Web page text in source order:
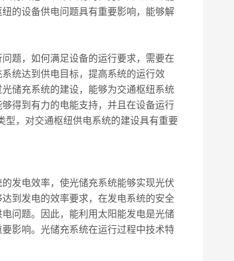
的设备供电问题具有重要影响，能够解
题，如何满足设备的运行要求，需要在
统达到供电目标，提高系统的运行效
储充系统的建设，能够为交通枢纽系统
得到有力的电能支持，并且在设备运行
型，对交通枢纽供电系统的建设具有重要
发电效率，使光储充系统能够实现光伏
到发电的效率要求，在发电系统的安全
问题。因此，能利用太阳能发电是光储
影响。光储充系统在运行过程中技术特